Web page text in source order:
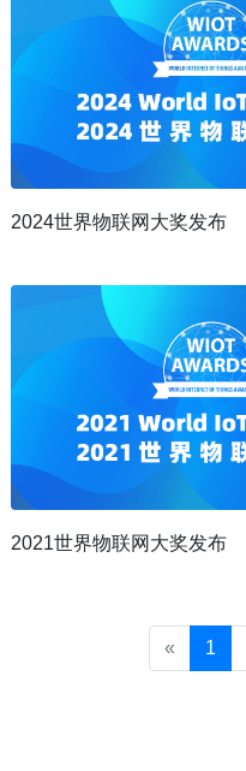
2024世界物联网大奖发布
2021世界物联网大奖发布
« 1